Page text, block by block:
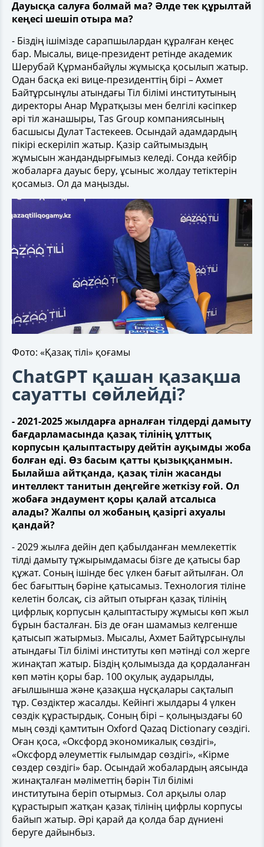
Дауысқа салуға болмай ма? Әлде тек құрылтай
кеңесі шешіп отыра ма?
- Біздің ішімізде сарапшылардан құралған кеңес
бар. Мысалы, вице-президент ретінде академик
Шерубай Құрманбайұлы жұмысқа қосылып жатыр.
Одан басқа екі вице-президенттің бірі – Ахмет
Байтұрсынұлы атындағы Тіл білімі институтының
директоры Анар Мұратқызы мен белгілі кәсіпкер
әрі тіл жанашыры, Tas Group компаниясының
басшысы Дулат Тастекеев. Осындай адамдардың
пікірі ескеріліп жатыр. Қазір сайтымыздың
жұмысын жандандырғымыз келеді. Сонда кейбір
жобаларға дауыс беру, ұсыныс жолдау тетіктерін
қосамыз. Ол да маңызды.
Фото: «Қазақ тілі» қоғамы
ChatGPT қашан қазақша
сауатты сөйлейді?
- 2021-2025 жылдарға арналған тілдерді дамыту
бағдарламасында қазақ тілінің ұлттық
корпусын қалыптастыру дейтін ауқымды жоба
болған еді. Өз басым қатты қызыққанмын.
Былайша айтқанда, қазақ тілін жасанды
интеллект танитын деңгейге жеткізу ғой. Ол
жобаға эндаумент қоры қалай атсалыса
алады? Жалпы ол жобаның қазіргі ахуалы
қандай?
- 2029 жылға дейін деп қабылданған мемлекеттік
тілді дамыту тұжырымдамасы бізге де қатысы бар
құжат. Соның ішінде бес үлкен бағыт айтылған. Ол
бес бағыттың бәріне қатысамыз. Технология тіліне
келетін болсақ, сіз айтып отырған қазақ тілінің
цифрлық корпусын қалыптастыру жұмысы көп жыл
бұрын басталған. Біз де оған шамамыз келгенше
қатысып жатырмыз. Мысалы, Ахмет Байтұрсынұлы
атындағы Тіл білімі институты көп мәтінді сол жерге
жинақтап жатыр. Біздің қолымызда да қордаланған
көп мәтін қоры бар. 100 оқулық аударылды,
ағылшынша және қазақша нұсқалары сақталып
тұр. Сөздіктер жасалды. Кейінгі жылдары 4 үлкен
сөздік құрастырдық. Соның бірі – қолыңыздағы 60
мың сөзді қамтитын Oxford Qazaq Dictionary сөздігі.
Оған қоса, «Оксфорд экономикалық сөздігі»,
«Оксфорд әлеуметтік ғылымдар сөздігі», «Кірме
сөздер сөздігі» бар. Осындай жобалардың аясында
жинақталған мәліметтің бәрін Тіл білімі
институтына беріп отырмыз. Сол арқылы олар
құрастырып жатқан қазақ тілінің цифрлы корпусы
байып жатыр. Әрі қарай да қолда бар дүниені
беруге дайынбыз.